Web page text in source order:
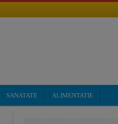
SANATATE ALIMENTATIE